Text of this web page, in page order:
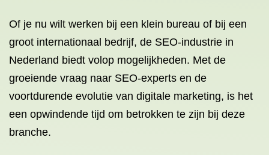
Of je nu wilt werken bij een klein bureau of bij een
groot internationaal bedrijf, de SEO-industrie in
Nederland biedt volop mogelijkheden. Met de
groeiende vraag naar SEO-experts en de
voortdurende evolutie van digitale marketing, is het
een opwindende tijd om betrokken te zijn bij deze
branche.